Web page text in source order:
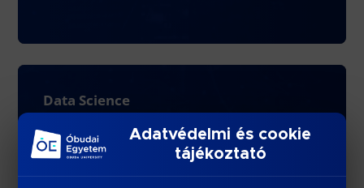
Data Science
Adatvédelmi és cookie
tájékoztató